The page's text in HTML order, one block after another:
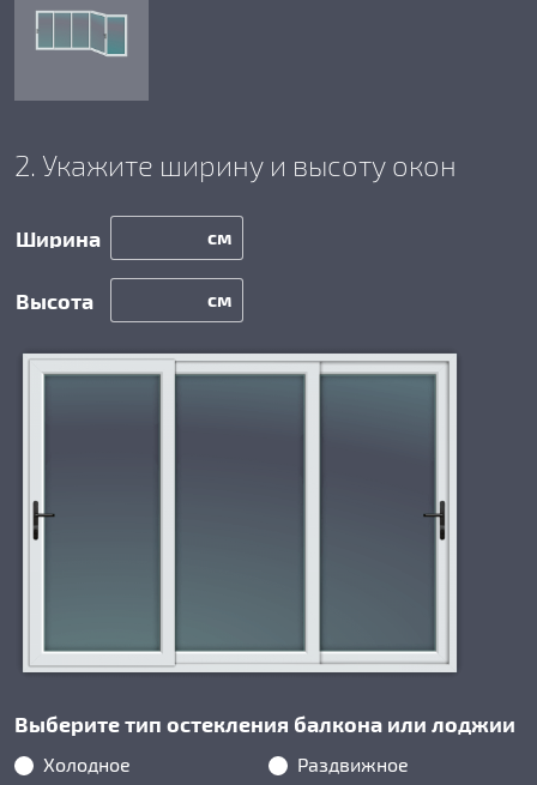
2. Укажите ширину и высоту окон
см
см
Выберите тип остекления балкона или лоджии
Холодное
Раздвижное